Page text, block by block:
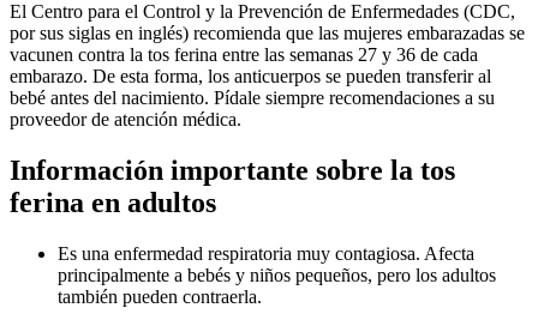
El Centro para el Control y la Prevención de Enfermedades (CDC,
por sus siglas en inglés) recomienda que las mujeres embarazadas se
vacunen contra la tos ferina entre las semanas 27 y 36 de cada
embarazo. De esta forma, los anticuerpos se pueden transferir al
bebé antes del nacimiento. Pídale siempre recomendaciones a su
proveedor de atención médica.
Información importante sobre la tos
ferina en adultos
Es una enfermedad respiratoria muy contagiosa. Afecta
principalmente a bebés y niños pequeños, pero los adultos
también pueden contraerla.